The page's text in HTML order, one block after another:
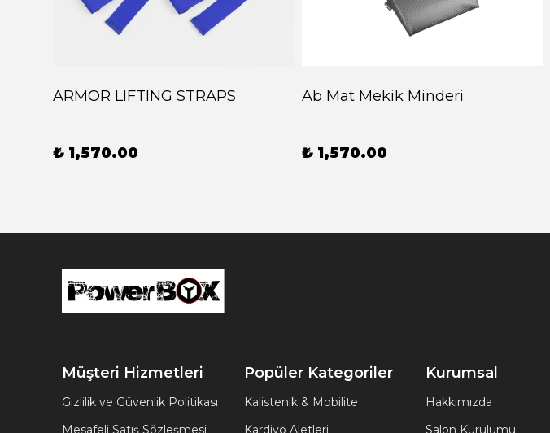
ARMOR LIFTING STRAPS
₺ 1,570.00
Ab Mat Mekik Minderi
₺ 1,570.00
Müşteri Hizmetleri
Gizlilik ve Güvenlik Politikası
Mesafeli Satış Sözleşmesi
Popüler Kategoriler
Kalistenik & Mobilite
Kardiyo Aletleri
Kurumsal
Hakkımızda
Salon Kurulumu